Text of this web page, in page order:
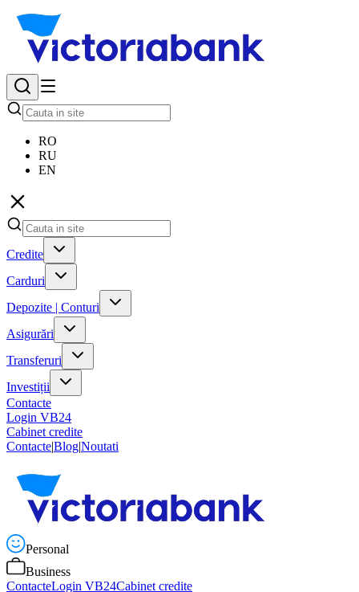
RO
RU
EN
Credite
Carduri
Depozite | Conturi
Asigurări
Transferuri
Investiții
Contacte
Login VB24
Cabinet credite
Contacte|Blog|Noutati
Personal
Business
ContacteLogin VB24Cabinet credite